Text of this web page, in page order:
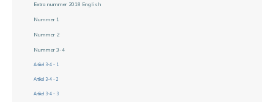
Extra nummer 2018 English
Nummer 1
Nummer 2
Nummer 3-4
Artikel 3-4 - 1
Artikel 3-4 - 2
Artikel 3-4 - 3